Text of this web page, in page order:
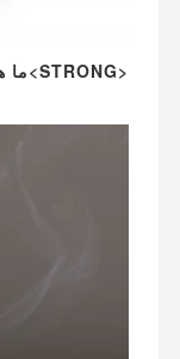
<STRONG>ما هو نوع بورسلين القهوة؟</STRONG>